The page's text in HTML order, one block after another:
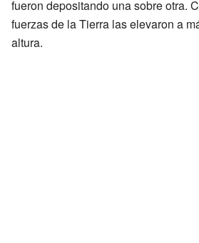
fueron depositando una sobre otra.
fuerzas de la Tierra las elevaron a
altura.